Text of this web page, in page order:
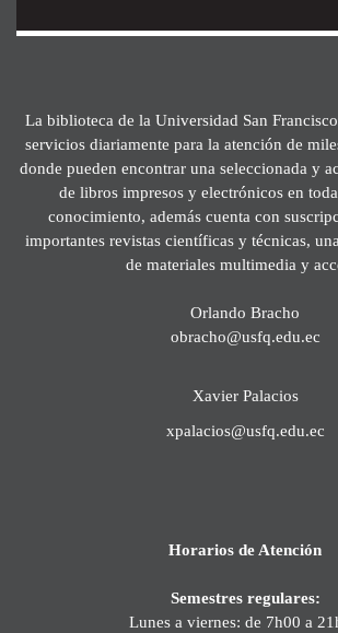
La biblioteca de la Universidad San
servicios diariamente para la atención de
donde pueden encontrar una seleccionada y
de libros impresos y electrónicos en
conocimiento, además cuenta con
importantes revistas científicas y técnicas,
de materiales multimedia y
Orlando Bracho
obracho@usfq.edu.ec
Xavier Palacios
xpalacios@usfq.edu.ec
Horarios de Atención
Semestres regulares:
Lunes a viernes: de 7h00 a